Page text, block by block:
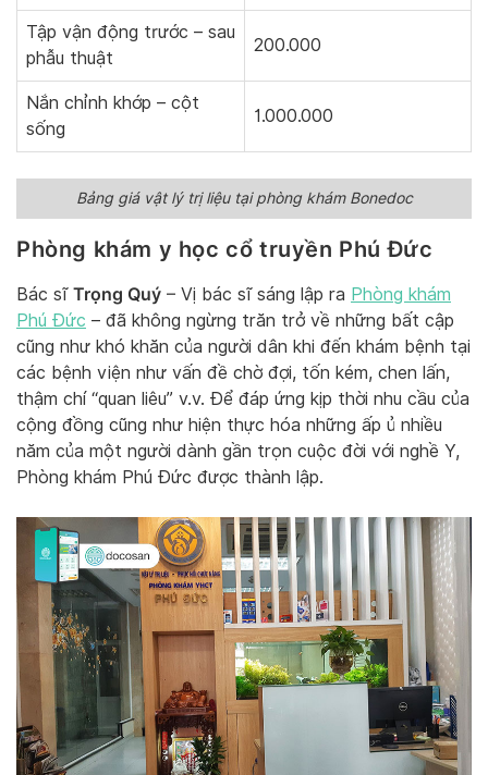
Tập vận động trước – sau
phẫu thuật
200.000
Nắn chỉnh khớp – cột
sống
1.000.000
Bảng giá vật lý trị liệu tại phòng khám Bonedoc
Phòng khám y học cổ truyền Phú Đức
Bác sĩ Trọng Quý – Vị bác sĩ sáng lập ra Phòng khám
Phú Đức – đã không ngừng trăn trở về những bất cập
cũng như khó khăn của người dân khi đến khám bệnh tại
các bệnh viện như vấn đề chờ đợi, tốn kém, chen lấn,
thậm chí “quan liêu” v.v. Để đáp ứng kịp thời nhu cầu của
cộng đồng cũng như hiện thực hóa những ấp ủ nhiều
năm của một người dành gần trọn cuộc đời với nghề Y,
Phòng khám Phú Đức được thành lập.